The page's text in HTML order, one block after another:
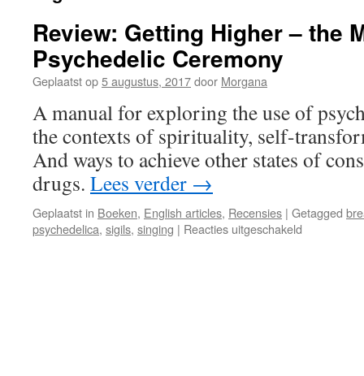
Review: Getting Higher – the
Psychedelic Ceremony
Geplaatst op5 augustus, 2017door Morgana
A manual for exploring the use of
the contexts of spirituality, self-
And ways to achieve other states of
drugs. Lees verder →
Geplaatst in Boeken, English articles, Recensies | Getagged
psychedelica, sigils, singing | Reacties uitgeschakeld